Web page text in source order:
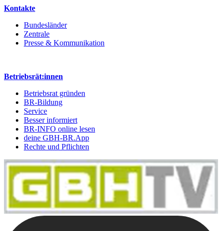
Kontakte
Bundesländer
Zentrale
Presse & Kommunikation
Betriebsrät:innen
Betriebsrat gründen
BR-Bildung
Service
Besser informiert
BR-INFO online lesen
deine GBH-BR.App
Rechte und Pflichten